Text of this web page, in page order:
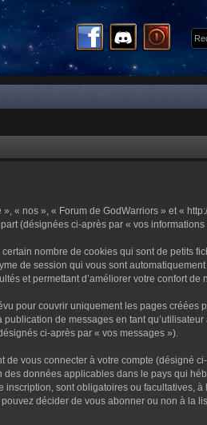
« nos », « Forum de GodWarriors » et «
(désignées ci-après par « vos informations
nombre de cookies qui sont de petits
de session qui vous sont
et permettant d’améliorer votre confort de
pour couvrir uniquement les pages créées
de messages en tant qu’utilisateur
ci-après par « vos messages »).
vous connecter à votre compte (désigné
données applicables dans le pays qui
sont obligatoires ou facultatives,
décider de vous abonner ou non à la